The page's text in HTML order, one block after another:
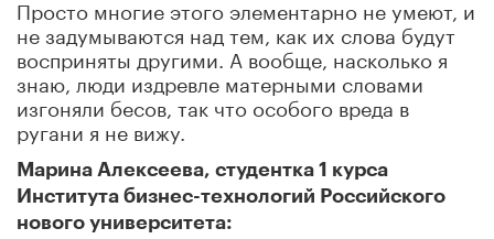
Просто многие этого элементарно не умеют, и
не задумываются над тем, как их слова будут
восприняты другими. А вообще, насколько я
знаю, люди издревле матерными словами
изгоняли бесов, так что особого вреда в
ругани я не вижу.
Марина Алексеева, студентка 1 курса
Института бизнес-технологий Российского
нового университета: